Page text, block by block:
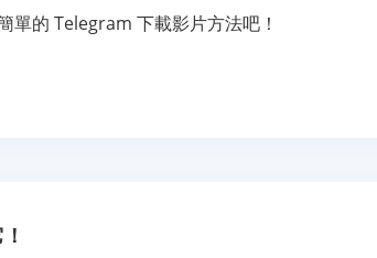
單的 Telegram 下載影片方法吧！